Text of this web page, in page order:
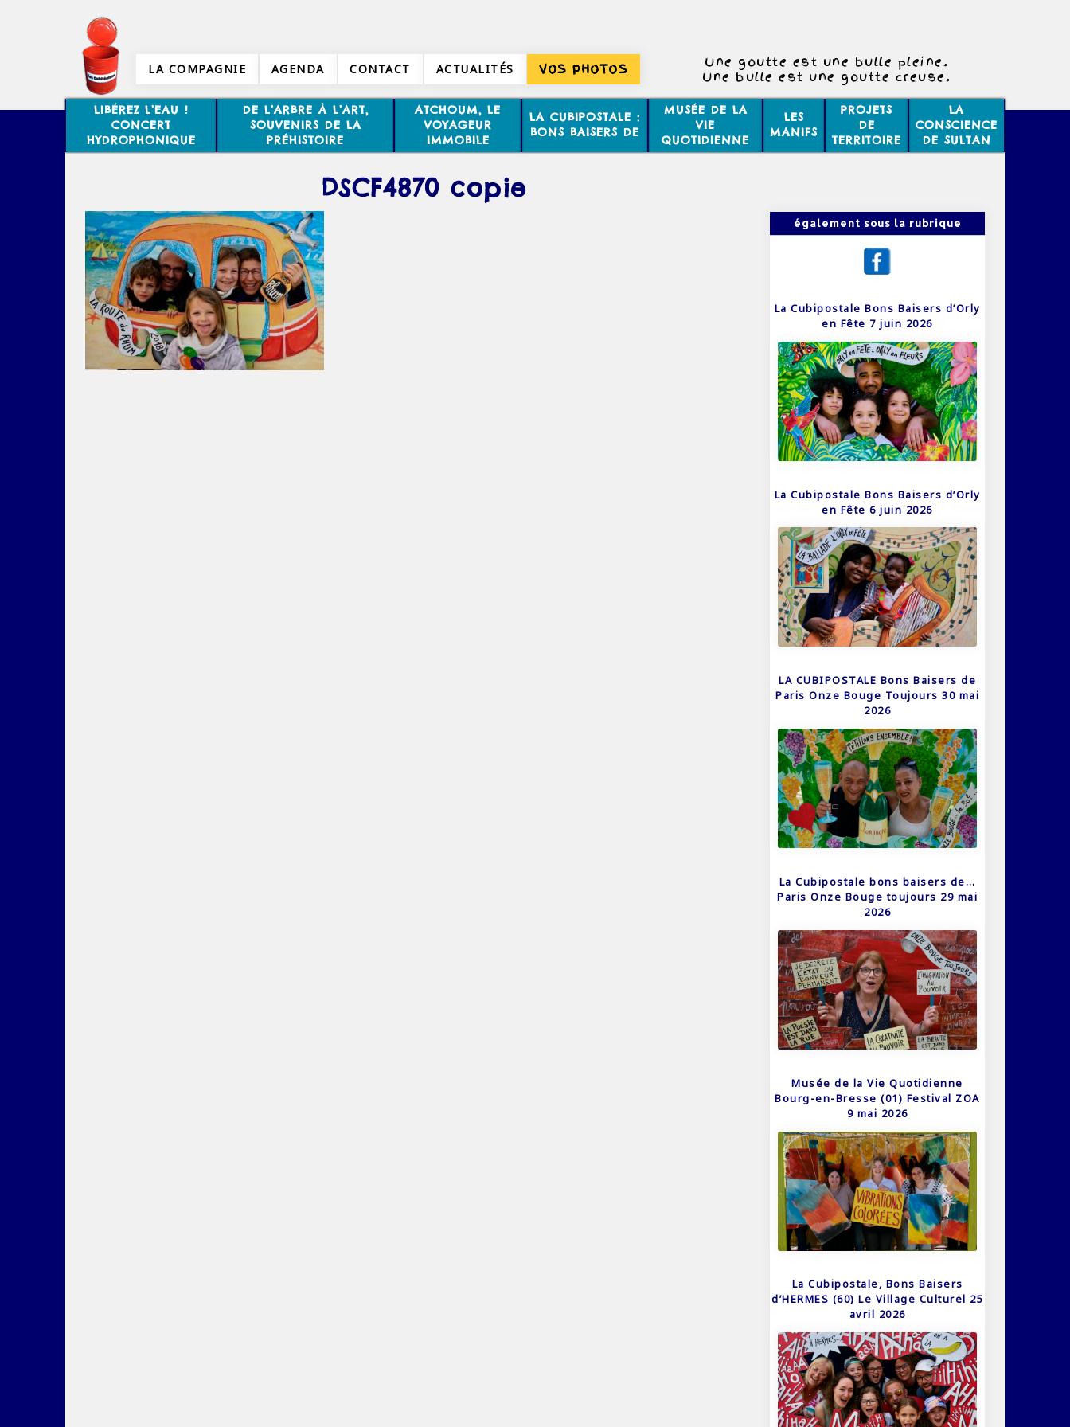
LA COMPAGNIE AGENDA CONTACT ACTUALITÉS VOS PHOTOS
Une goutte est une bulle pleine.
Une bulle est une goutte creuse.
LIBÉREZ L’EAU !
CONCERT
HYDROPHONIQUE
DE L’ARBRE À L’ART,
SOUVENIRS DE LA
PRÉHISTOIRE
ATCHOUM, LE
VOYAGEUR
IMMOBILE
LA CUBIPOSTALE :
BONS BAISERS DE
MUSÉE DE LA
VIE
QUOTIDIENNE
LES
MANIFS
PROJETS
DE
TERRITOIRE
LA
CONSCIENCE
DE SULTAN
DSCF4870 copie
également sous la rubrique
La Cubipostale Bons Baisers d’Orly
en Fête 7 juin 2026
La Cubipostale Bons Baisers d’Orly
en Fête 6 juin 2026
LA CUBIPOSTALE Bons Baisers de
Paris Onze Bouge Toujours 30 mai
2026
La Cubipostale bons baisers de…
Paris Onze Bouge toujours 29 mai
2026
Musée de la Vie Quotidienne
Bourg-en-Bresse (01) Festival ZOA
9 mai 2026
La Cubipostale, Bons Baisers
d’HERMES (60) Le Village Culturel 25
avril 2026